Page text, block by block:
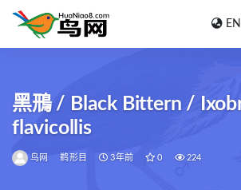
EN
黑鳽 / Black Bittern /
flavicollis
鸟网 鹈形目 3年前 0 224